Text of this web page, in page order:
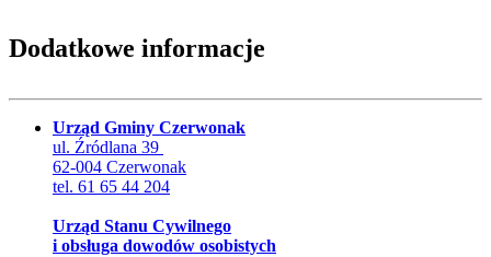
Dodatkowe informacje
Urząd Gminy Czerwonak
ul. Źródlana 39
62-004 Czerwonak
tel. 61 65 44 204
Urząd Stanu Cywilnego
i obsługa dowodów osobistych